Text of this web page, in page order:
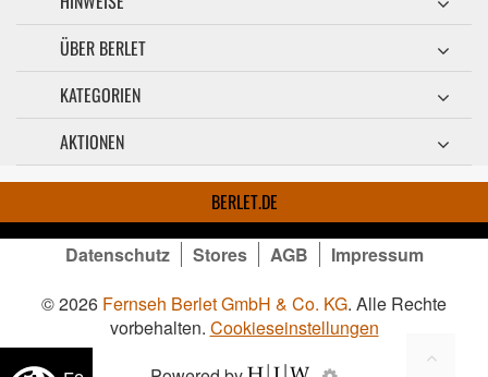
ÜBER BERLET
KATEGORIEN
AKTIONEN
BERLET.DE
Datenschutz Stores AGB
Impressum
© 2026 Fernseh Berlet GmbH & Co. KG. Alle Rechte
vorbehalten. Cookieseinstellungen